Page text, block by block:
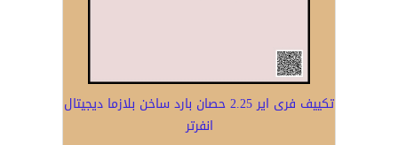
تكييف فرى اير 2.25 حصان بارد ساخن بلازما ديجيتال
انفرتر